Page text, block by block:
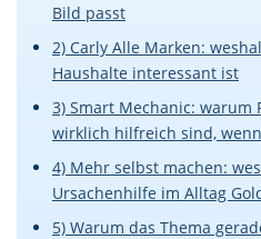
Bild passt
2) Carly Alle Marken:
Haushalte interessant ist
3) Smart Mechanic: warum
wirklich hilfreich sind,
4) Mehr selbst machen:
Ursachenhilfe im Alltag
5) Warum das Thema